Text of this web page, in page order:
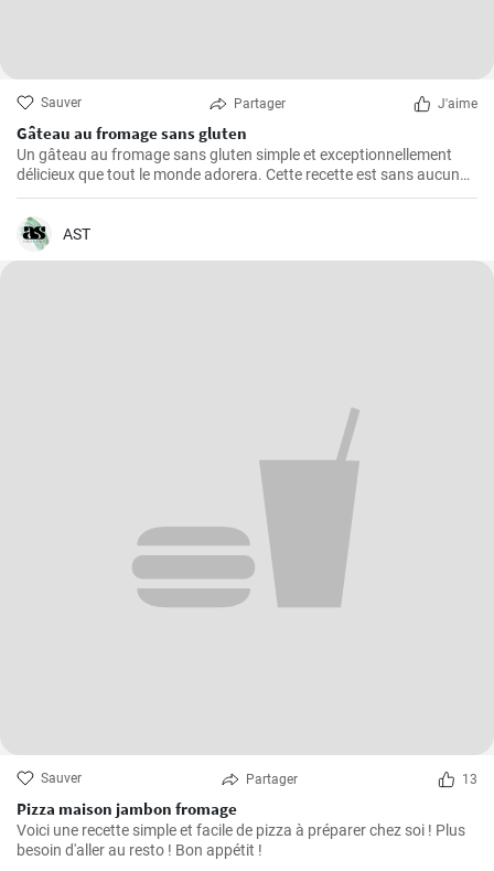
Sauver Partager J'aime
Gâteau au fromage sans gluten
Un gâteau au fromage sans gluten simple et exceptionnellement
délicieux que tout le monde adorera. Cette recette est sans aucun
doute le meilleur gâteau au fromage sans gluten que vous ayez
jamais goûté!
AST
Sauver Partager 13
Pizza maison jambon fromage
Voici une recette simple et facile de pizza à préparer chez soi ! Plus
besoin d'aller au resto ! Bon appétit !